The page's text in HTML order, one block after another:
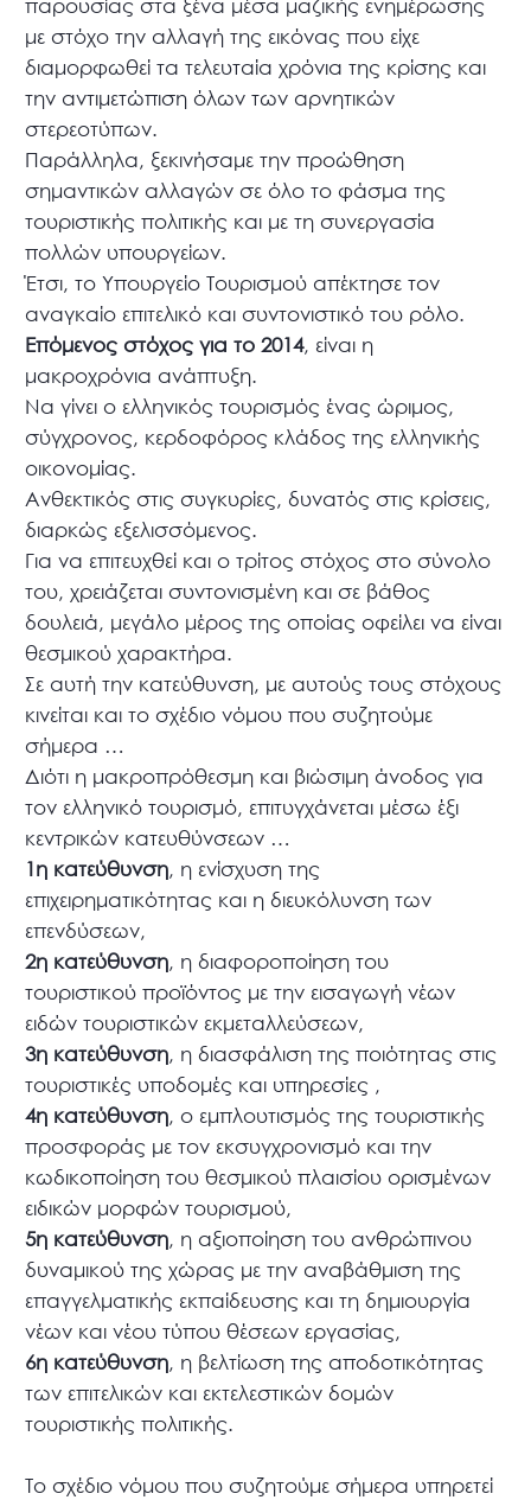
παρουσίας στα ξένα μέσα μαζικής ενημέρωσης
με στόχο την αλλαγή της εικόνας που είχε
διαμορφωθεί τα τελευταία χρόνια της κρίσης και
την αντιμετώπιση όλων των αρνητικών
στερεοτύπων.
Παράλληλα, ξεκινήσαμε την προώθηση
σημαντικών αλλαγών σε όλο το φάσμα της
τουριστικής πολιτικής και με τη συνεργασία
πολλών υπουργείων.
Έτσι, το Υπουργείο Τουρισμού απέκτησε τον
αναγκαίο επιτελικό και συντονιστικό του ρόλο.
Επόμενος στόχος για το 2014, είναι η
μακροχρόνια ανάπτυξη.
Να γίνει ο ελληνικός τουρισμός ένας ώριμος,
σύγχρονος, κερδοφόρος κλάδος της ελληνικής
οικονομίας.
Ανθεκτικός στις συγκυρίες, δυνατός στις κρίσεις,
διαρκώς εξελισσόμενος.
Για να επιτευχθεί και ο τρίτος στόχος στο σύνολο
του, χρειάζεται συντονισμένη και σε βάθος
δουλειά, μεγάλο μέρος της οποίας οφείλει να είναι
θεσμικού χαρακτήρα.
Σε αυτή την κατεύθυνση, με αυτούς τους στόχους
κινείται και το σχέδιο νόμου που συζητούμε
σήμερα …
Διότι η μακροπρόθεσμη και βιώσιμη άνοδος για
τον ελληνικό τουρισμό, επιτυγχάνεται μέσω έξι
κεντρικών κατευθύνσεων …
1η κατεύθυνση, η ενίσχυση της
επιχειρηματικότητας και η διευκόλυνση των
επενδύσεων,
2η κατεύθυνση, η διαφοροποίηση του
τουριστικού προϊόντος με την εισαγωγή νέων
ειδών τουριστικών εκμεταλλεύσεων,
3η κατεύθυνση, η διασφάλιση της ποιότητας στις
τουριστικές υποδομές και υπηρεσίες ,
4η κατεύθυνση, ο εμπλουτισμός της τουριστικής
προσφοράς με τον εκσυγχρονισμό και την
κωδικοποίηση του θεσμικού πλαισίου ορισμένων
ειδικών μορφών τουρισμού,
5η κατεύθυνση, η αξιοποίηση του ανθρώπινου
δυναμικού της χώρας με την αναβάθμιση της
επαγγελματικής εκπαίδευσης και τη δημιουργία
νέων και νέου τύπου θέσεων εργασίας,
6η κατεύθυνση, η βελτίωση της αποδοτικότητας
των επιτελικών και εκτελεστικών δομών
τουριστικής πολιτικής.
Το σχέδιο νόμου που συζητούμε σήμερα υπηρετεί